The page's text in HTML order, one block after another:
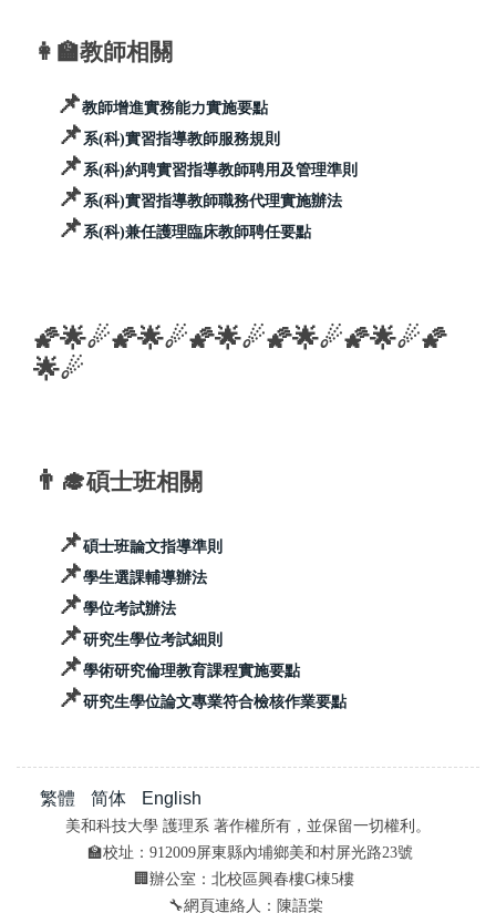
👩‍🏫教師相關
📌教師增進實務能力實施要點
📌 系(科)實習指導教師服務規則
📌 系(科)約聘實習指導教師聘用及管理準則
📌 系(科)實習指導教師職務代理實施辦法
📌 系(科)兼任護理臨床教師聘任要點
🌠🌟☄︎🌠🌟☄︎🌠🌟☄︎🌠🌟☄︎🌠🌟☄︎🌠
🌟☄︎
👨‍🎓碩士班相關
📌碩士班論文指導準則
📌學生選課輔導辦法
📌學位考試辦法
📌研究生學位考試細則
📌學術研究倫理教育課程實施要點
📌研究生學位論文專業符合檢核作業要點
繁體 简体 English
美和科技大學 護理系 著作權所有，並保留一切權利。
🏫校址：912009屏東縣內埔鄉美和村屏光路23號
🏢辦公室：北校區興春樓G棟5樓
🔧網頁連絡人：陳語棠